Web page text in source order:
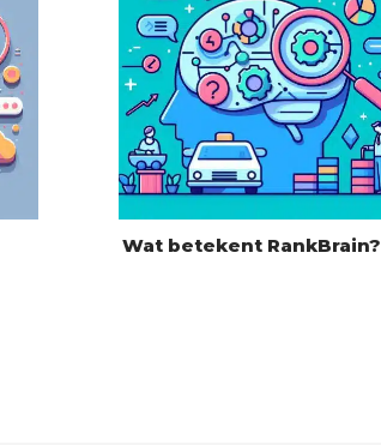
Wat betekent RankBrain?